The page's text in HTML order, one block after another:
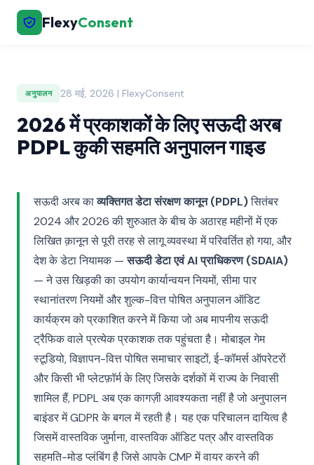
FlexyConsent
अनुपालन 28 मई, 2026 | FlexyConsent
2026 में प्रकाशकों के लिए सऊदी अरब
PDPL कुकी सहमति अनुपालन गाइड
सऊदी अरब काव्यक्तिगत डेटा संरक्षण कानून (PDPL)सितंबर
2024 और 2026 की शुरुआत के बीच के अठारह महीनों में एक
लिखित क़ानून से पूरी तरह से लागू व्यवस्था में परिवर्तित हो गया, और
देश के डेटा नियामक —सऊदी डेटा एवं AI प्राधिकरण (SDAIA)
— ने उस खिड़की का उपयोग कार्यान्वयन नियमों, सीमा पार
स्थानांतरण नियमों और शुल्क-वित्त पोषित अनुपालन ऑडिट
कार्यक्रम को प्रकाशित करने में किया जो अब मापनीय सऊदी
ट्रैफिक वाले प्रत्येक प्रकाशक तक पहुंचता है। मोबाइल गेम
स्टूडियो, विज्ञापन-वित्त पोषित समाचार साइटों, ई-कॉमर्स ऑपरेटरों
और किसी भी प्लेटफ़ॉर्म के लिए जिसके दर्शकों में राज्य के निवासी
शामिल हैं, PDPL अब एक कागज़ी आवश्यकता नहीं है जो अनुपालन
बाइंडर में GDPR के बगल में रहती है। यह एक परिचालन दायित्व है
जिसमें वास्तविक जुर्माना, वास्तविक ऑडिट पत्र और वास्तविक
सहमति-मोड प्लंबिंग है जिसे आपके CMP में वायर करने की